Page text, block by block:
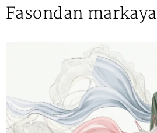
Fasondan markaya